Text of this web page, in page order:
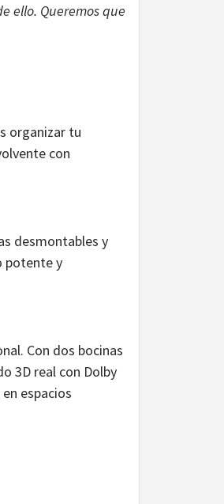
ello. Queremos que
organizar tu
con
desmontables y
potente y
Con dos bocinas
3D real con Dolby
espacios